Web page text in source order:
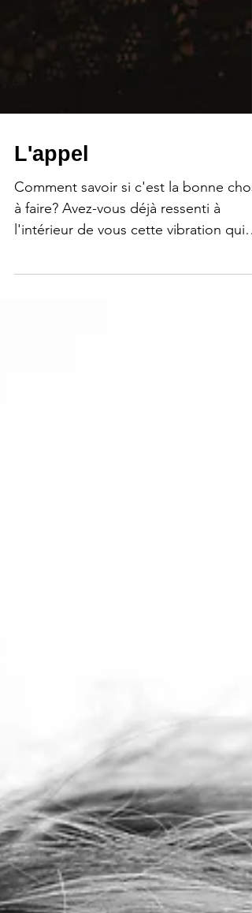
L'appel
Comment savoir si c'est la bonne
à faire? Avez-vous déjà ressenti à
vous dit qu'il se passe...